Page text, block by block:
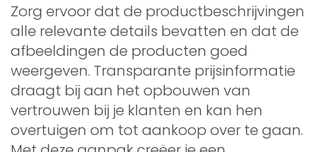
Zorg ervoor dat de productbeschrijvingen
alle relevante details bevatten en dat de
afbeeldingen de producten goed
weergeven. Transparante prijsinformatie
draagt bij aan het opbouwen van
vertrouwen bij je klanten en kan hen
overtuigen om tot aankoop over te gaan.